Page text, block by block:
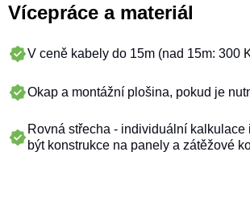
Vícepráce a materiál
V ceně kabely do 15m (nad 15m: 300
Okap a montážní plošina, pokud je
Rovná střecha - individuální kalkulace
být konstrukce na panely a zátěžové